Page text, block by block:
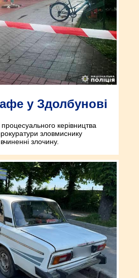
у Здолбунові
процесуального керівництва
зловмиснику
злочину.